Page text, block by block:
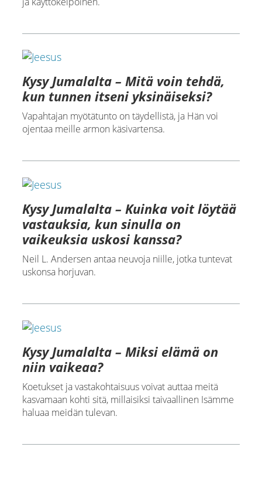
Kysy Jumalalta – Mitä voin tehdä,
kun tunnen itseni yksinäiseksi?
Vapahtajan myötätunto on täydellistä, ja Hän voi
ojentaa meille armon käsivartensa.
Kysy Jumalalta – Kuinka voit löytää
vastauksia, kun sinulla on
vaikeuksia uskosi kanssa?
Neil L. Andersen antaa neuvoja niille, jotka tuntevat
uskonsa horjuvan.
Kysy Jumalalta – Miksi elämä on
niin vaikeaa?
Koetukset ja vastakohtaisuus voivat auttaa meitä
kasvamaan kohti sitä, millaisiksi taivaallinen Isämme
haluaa meidän tulevan.